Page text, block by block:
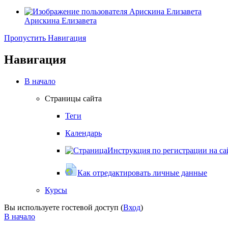
Арискина Елизавета
Пропустить Навигация
Навигация
В начало
Страницы сайта
Теги
Календарь
Инструкция по регистрации на
Как отредактировать личные данные
Курсы
Вы используете гостевой доступ (Вход)
В начало